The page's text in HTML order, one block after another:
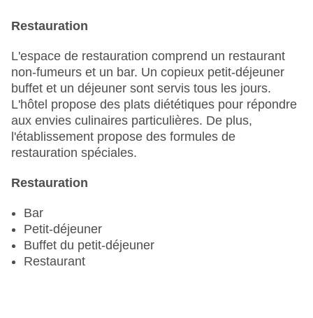
Ascenseur
Nombre d'ascenseurs : 2
Animaux de compagnie : payants
Service en chambre
Nombre total d'étages : 4
Nombre total de chambres : 150
Modes de paiement : American Express, EC
Maestro, Mastercard, Visa
Catégorie nationale : 3 étoiles
Restauration
L'espace de restauration comprend un restaurant
non-fumeurs et un bar. Un copieux petit-déjeuner
buffet et un déjeuner sont servis tous les jours.
L'hôtel propose des plats diététiques pour répondre
aux envies culinaires particulières. De plus,
l'établissement propose des formules de
restauration spéciales.
Restauration
Bar
Petit-déjeuner
Buffet du petit-déjeuner
Restaurant